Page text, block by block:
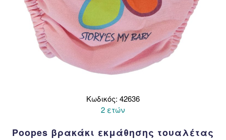
Κωδικός: 42636
2 ετών
Poopes βρακάκι εκμάθησης τουαλέτας